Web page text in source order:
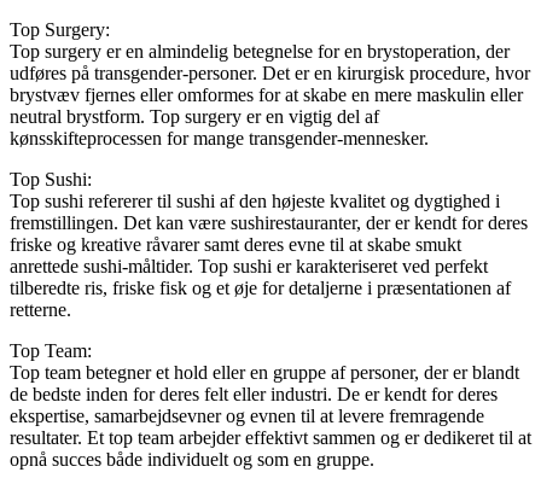
Top Surgery:
Top surgery er en almindelig betegnelse for en brystoperation, der
udføres på transgender-personer. Det er en kirurgisk procedure, hvor
brystvæv fjernes eller omformes for at skabe en mere maskulin eller
neutral brystform. Top surgery er en vigtig del af
kønsskifteprocessen for mange transgender-mennesker.
Top Sushi:
Top sushi refererer til sushi af den højeste kvalitet og dygtighed i
fremstillingen. Det kan være sushirestauranter, der er kendt for deres
friske og kreative råvarer samt deres evne til at skabe smukt
anrettede sushi-måltider. Top sushi er karakteriseret ved perfekt
tilberedte ris, friske fisk og et øje for detaljerne i præsentationen af
retterne.
Top Team:
Top team betegner et hold eller en gruppe af personer, der er blandt
de bedste inden for deres felt eller industri. De er kendt for deres
ekspertise, samarbejdsevner og evnen til at levere fremragende
resultater. Et top team arbejder effektivt sammen og er dedikeret til at
opnå succes både individuelt og som en gruppe.